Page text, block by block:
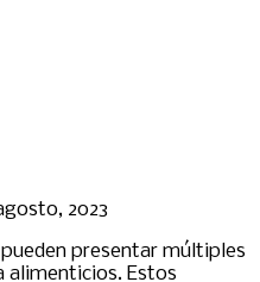
2023
presentar múltiples
alimenticios. Estos